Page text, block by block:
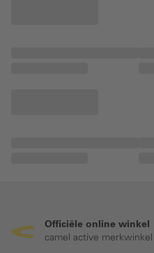
Officiële online winkel
camel active merkwinkel